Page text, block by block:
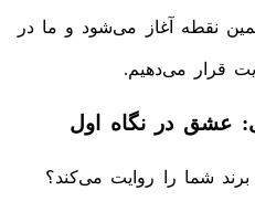
نقطه آغاز می‌شود و ما در
قرار می‌دهیم.
شما را روایت می‌کند؟